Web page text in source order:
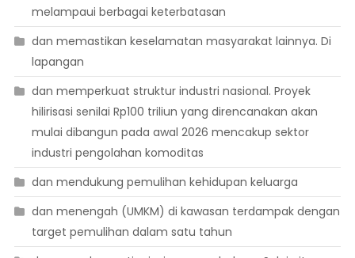
melampaui berbagai keterbatasan
dan memastikan keselamatan masyarakat lainnya. Di
lapangan
dan memperkuat struktur industri nasional. Proyek
hilirisasi senilai Rp100 triliun yang direncanakan akan
mulai dibangun pada awal 2026 mencakup sektor
industri pengolahan komoditas
dan mendukung pemulihan kehidupan keluarga
dan menengah (UMKM) di kawasan terdampak dengan
target pemulihan dalam satu tahun